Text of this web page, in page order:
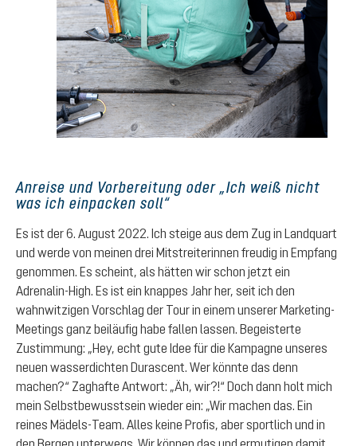
Anreise und Vorbereitung oder „Ich weiß nicht
was ich einpacken soll“
Es ist der 6. August 2022. Ich steige aus dem Zug in Landquart
und werde von meinen drei Mitstreiterinnen freudig in Empfang
genommen. Es scheint, als hätten wir schon jetzt ein
Adrenalin-High. Es ist ein knappes Jahr her, seit ich den
wahnwitzigen Vorschlag der Tour in einem unserer Marketing-
Meetings ganz beiläufig habe fallen lassen. Begeisterte
Zustimmung: „Hey, echt gute Idee für die Kampagne unseres
neuen wasserdichten Durascent. Wer könnte das denn
machen?“ Zaghafte Antwort: „Äh, wir?!“ Doch dann holt mich
mein Selbstbewusstsein wieder ein: „Wir machen das. Ein
reines Mädels-Team. Alles keine Profis, aber sportlich und in